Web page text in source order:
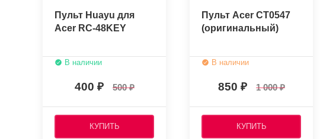
Пульт Huayu для
Acer RC-48KEY
В наличии
400 500
КУПИТЬ
Пульт Acer CT0547
(оригинальный)
В наличии
850 1 000
КУПИТЬ